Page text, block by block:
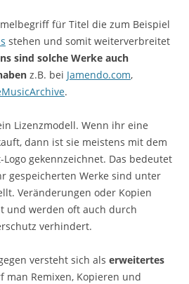
für Titel die zum Beispiel
stehen und somit weiterverbreitet
sind solche Werke auch
z.B. bei Jamendo.com,
.
Lizenzmodell. Wenn ihr eine
dann ist sie meistens mit dem
gekennzeichnet. Das bedeutet
gespeicherten Werke sind unter
Veränderungen oder Kopien
und werden oft auch durch
verhindert.
versteht sich als erweitertes
man Remixen, Kopieren und